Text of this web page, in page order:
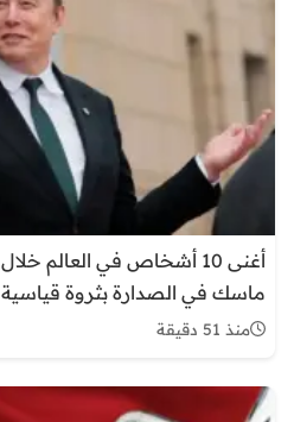
ماسك في الصدارة بثروة قياسية
منذ 51 دقيقة